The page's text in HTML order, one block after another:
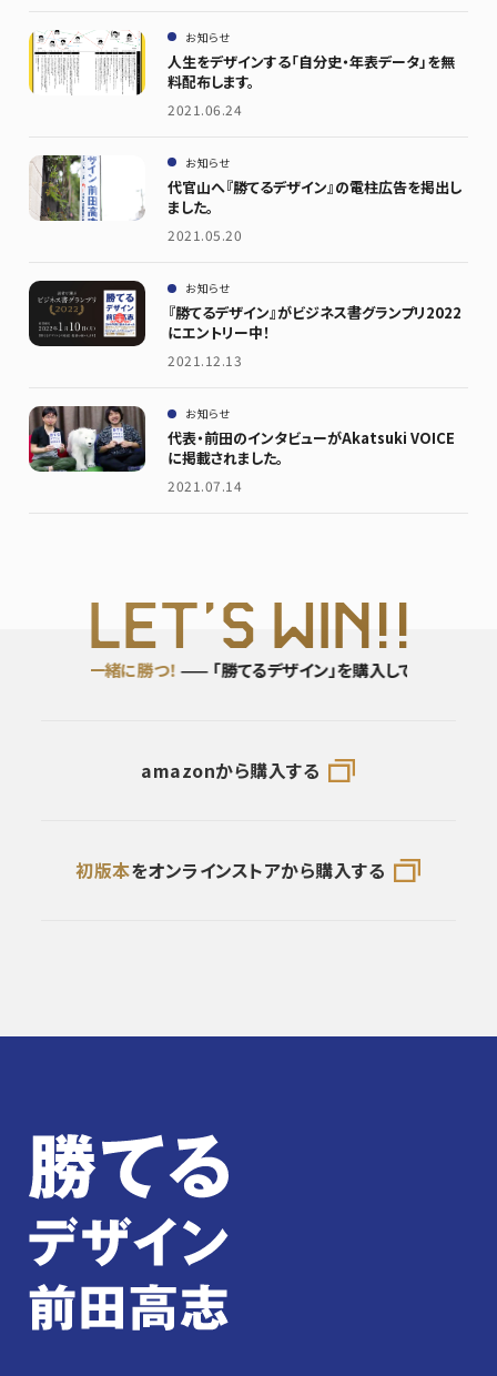
お知らせ
人生をデザインする「自分史・年表データ」を無
料配布します。
2021.06.24
お知らせ
代官山へ『勝てるデザイン』の電柱広告を掲出し
ました。
2021.05.20
お知らせ
『勝てるデザイン』がビジネス書グランプリ2022
にエントリー中！
2021.12.13
お知らせ
代表・前田のインタビューがAkatsuki VOICE
に掲載されました。
2021.07.14
L ET’S WI N!!
一緒に勝つ！—— 「勝てるデザイン」を購入して一緒に勝つ！
amazonから購入する
初版本をオンラインストアから購入する